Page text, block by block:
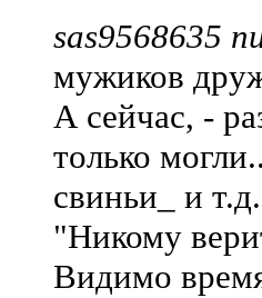
sas9568635
мужиков
А сейчас, -
только
свиньи_ и
"Никому
Видимо